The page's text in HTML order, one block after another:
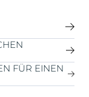
hängt
Spender
FÜR EINEN